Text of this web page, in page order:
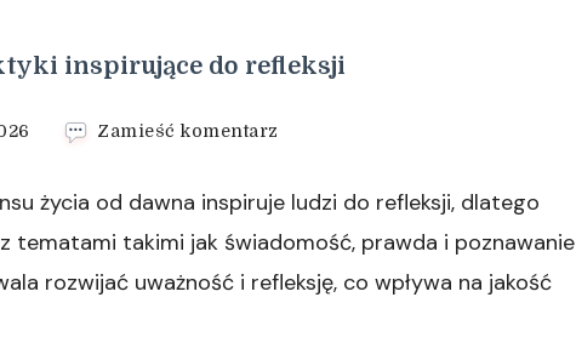
inspirujące do refleksji
Zamieść komentarz
oraz
praktyki
inspirujące
do
życia od dawna inspiruje ludzi do refleksji, dlatego
tematami takimi jak świadomość, prawda i poznawanie
rozwijać uważność i refleksję, co wpływa na jakość